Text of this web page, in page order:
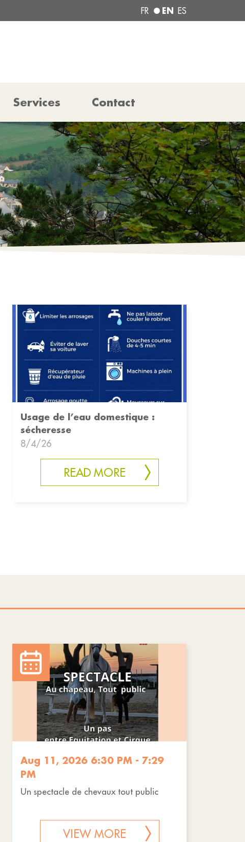
FR EN ES
Services Contact
Usage de l’eau domestique :
sécheresse
8/4/26
READ MORE
Aug 11, 2026 6:30 PM - 7:29
PM
Un spectacle de chevaux tout public
VIEW MORE